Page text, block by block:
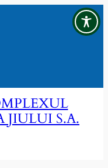
JIULUI S.A.